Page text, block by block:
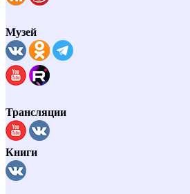
Музей
Трансляции
Книги